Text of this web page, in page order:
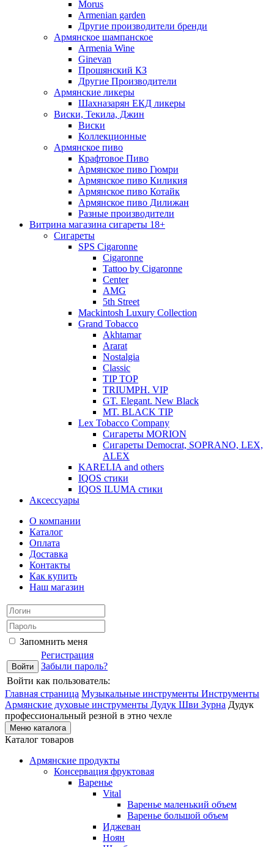
Morus
Armenian garden
Другие производители бренди
Армянское шампанское
Armenia Wine
Ginevan
Прошянский КЗ
Другие Производители
Армянские ликеры
Шахназарян ЕКД ликеры
Виски, Текила, Джин
Виски
Коллекционные
Армянское пиво
Крафтовое Пиво
Армянское пиво Гюмри
Армянское пиво Киликия
Армянское пиво Котайк
Армянское пиво Дилижан
Разные производители
Витрина магазина сигареты 18+
Cигареты
SPS Cigaronne
Сigaronne
Tattoo by Cigaronne
Center
AMG
5th Street
Mackintosh Luxury Collection
Grand Tobacco
Akhtamar
Ararat
Nostalgia
Classic
TIP TOP
TRIUMPH. VIP
GT. Elegant. New Black
MT. BLACK TIP
Lex Tobacco Company
Сигареты MORION
Сигареты Democrat, SOPRANO, LEX,
ALEX
KARELIA and others
IQOS стики
IQOS ILUMA стики
Аксессуары
О компании
Каталог
Оплата
Доставка
Контакты
Как купить
Наш магазин
Запомнить меня
Регистрация
Забыли пароль?
Войти как пользователь:
Главная страница Музыкальные инструменты Инструменты
Армянские духовые инструменты Дудук Шви Зурна Дудук
профессиональный резной в этно чехле
Меню каталога
Каталог товаров
Армянские продукты
Консервация фруктовая
Варенье
Vital
Варенье маленький объем
Варенье большой объем
Иджеван
Ноян